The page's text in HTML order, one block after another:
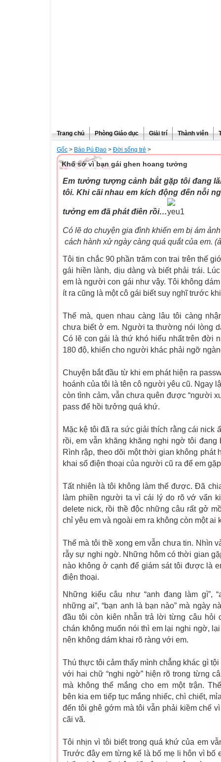
Trang chủ Phòng Giáo dục Giải trí Thành viên
Gốc > Báo Pú Đao > Đời sống trẻ >
Khổ sở vì bạn gái ghen hoang tưởng
Em tưởng tượng cảnh bắt gặp tôi đang
tôi. Khi cãi nhau em kích động đến nỗi
tưởng em đã phát điên rồi…
Có lẽ do chuyện gia đình khiến em bị ám
cách hành xử ngày càng quá quắt của em.
Tôi tin chắc 90 phần trăm con trai trên thế
gái hiền lành, dịu dàng và biết phải trái.
em là người con gái như vậy. Tôi không
ít ra cũng là một cô gái biết suy nghĩ trước
Thế mà, quen nhau càng lâu tôi càng
chưa biết ở em. Người ta thường nói lòng
Có lẽ con gái là thứ khó hiểu nhất trên đời
180 độ, khiến cho người khác phải ngỡ
Chuyện bắt đầu từ khi em phát hiện ra
hoánh của tôi là tên cô người yêu cũ. Ngay
còn tình cảm, vẫn chưa quên được “người
pass để hồi tưởng quá khứ.
Mặc kệ tôi đã ra sức giải thích rằng cái nick
rồi, em vẫn khăng khăng nghi ngờ tôi
Rình rập, theo dõi một thời gian không phát
khai số điện thoại của người cũ ra để em
Tất nhiên là tôi không làm thế được. Đã
làm phiền người ta vì cái lý do rõ vớ vẩn
delete nick, rồi thề độc những câu rất gở
chỉ yêu em và ngoài em ra không còn một ai
Thế mà tôi thề xong em vẫn chưa tin. Nhìn
rẫy sự nghi ngờ. Những hôm có thời gian
nào không ở cạnh để giám sát tôi được là
điện thoại.
Những kiểu câu như “anh đang làm gì”,
những ai”, “bạn anh là bạn nào” mà ngày
đầu tôi còn kiên nhẫn trả lời từng câu hỏi
chán không muốn nói thì em lại nghi ngờ,
nên không dám khai rõ ràng với em.
Thú thực tôi cảm thấy mình chẳng khác gì
với hai chữ “nghi ngờ” hiện rõ trong từng
mà không thể mắng cho em một trận.
bên kia em tiếp tục mắng nhiếc, chì chiết,
đến tôi ghê gớm mà tôi vẫn phải kiềm chế
cãi vã.
Tôi nhịn vì tôi biết trong quá khứ của em
Trước đây em từng kể là bố mẹ li hôn vì bố